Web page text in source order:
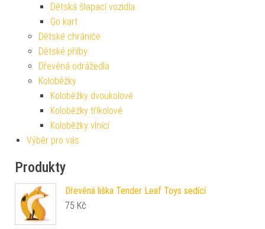
Dětská šlapací vozidla
Go kart
Dětské chrániče
Dětské přilby
Dřevěná odrážedla
Koloběžky
Koloběžky dvoukolové
Koloběžky tříkolové
Koloběžky vlnící
Výběr pro vás
Produkty
Dřevěná liška Tender Leaf Toys sedící
75 Kč